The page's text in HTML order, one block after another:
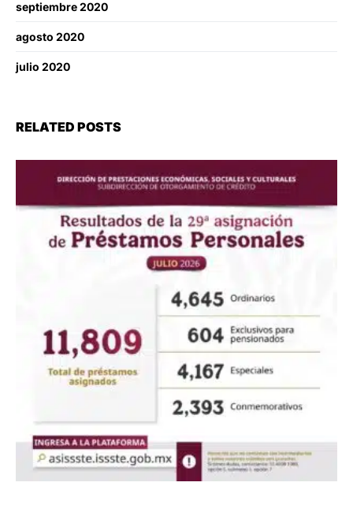
septiembre 2020
agosto 2020
julio 2020
RELATED POSTS